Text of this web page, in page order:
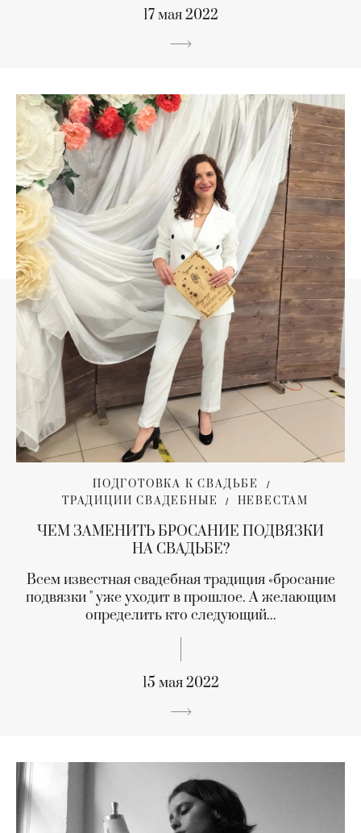
17 мая 2022
ПОДГОТОВКА К СВАДЬБЕ
ТРАДИЦИИ СВАДЕБНЫЕ
НЕВЕСТАМ
ЧЕМ ЗАМЕНИТЬ БРОСАНИЕ ПОДВЯЗКИ
НА СВАДЬБЕ?
Всем известная свадебная традиция «бросание
подвязки " уже уходит в прошлое. А желающим
определить кто следующий...
15 мая 2022